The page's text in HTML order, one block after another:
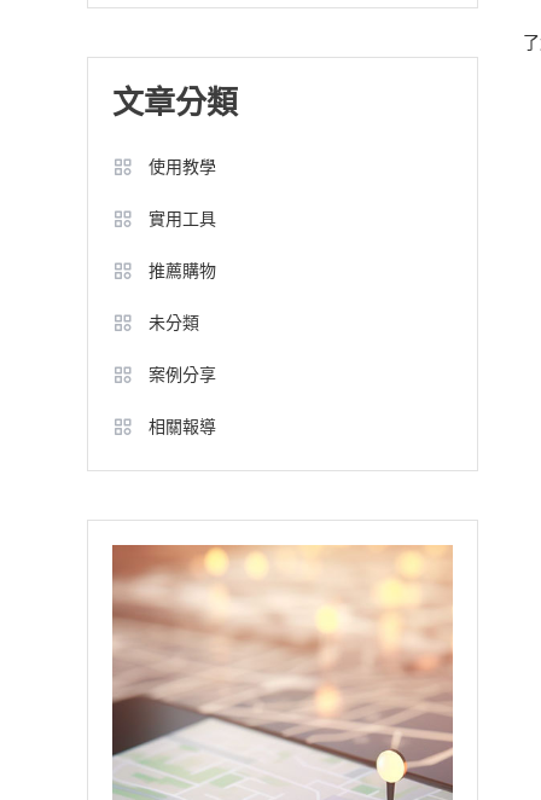
文章分類
使用教學
實用工具
推薦購物
未分類
案例分享
相關報導